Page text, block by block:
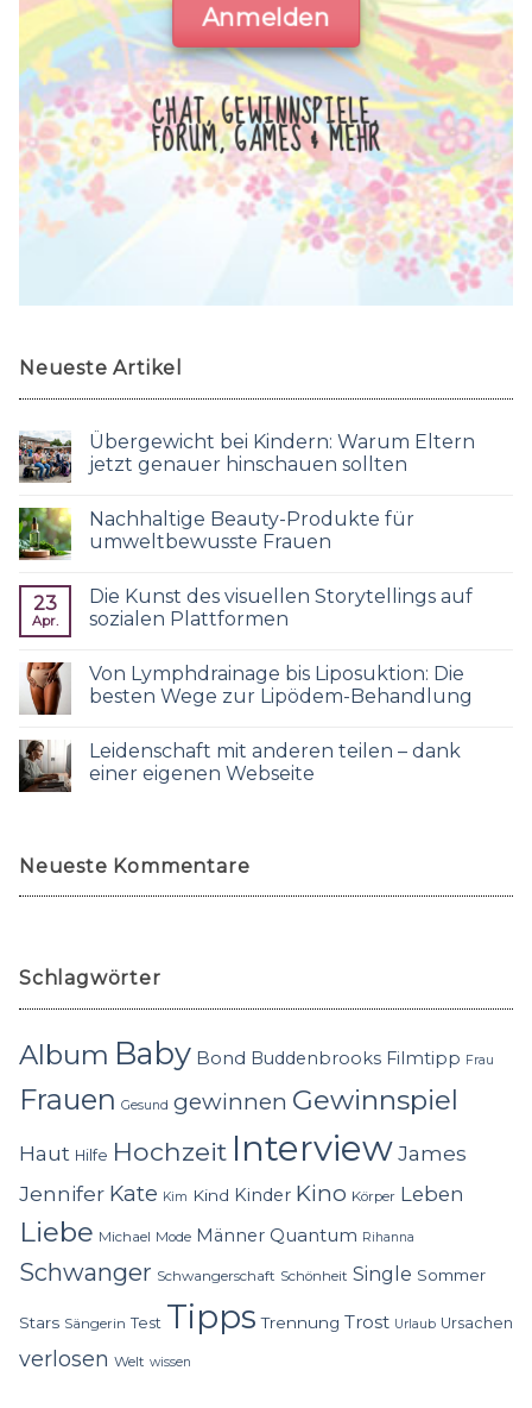
Anmelden
CHAT, GEWINNSPIELE,
FORUM, GAMES & MEHR
Neueste Artikel
Übergewicht bei Kindern: Warum Eltern
jetzt genauer hinschauen sollten
Nachhaltige Beauty-Produkte für
umweltbewusste Frauen
23
Apr.
Die Kunst des visuellen Storytellings auf
sozialen Plattformen
Von Lymphdrainage bis Liposuktion: Die
besten Wege zur Lipödem-Behandlung
Leidenschaft mit anderen teilen – dank
einer eigenen Webseite
Neueste Kommentare
Schlagwörter
Album Baby Bond Buddenbrooks Filmtipp Frau
Frauen Gesund gewinnen Gewinnspiel
Haut Hilfe Hochzeit InterviewJames
Jennifer Kate Kim Kind Kinder Kino Körper Leben
Liebe Michael Mode Männer Quantum Rihanna
Schwanger Schwangerschaft Schönheit Single Sommer
Stars Sängerin Test Tipps Trennung Trost Urlaub Ursachen
verlosen Welt wissen